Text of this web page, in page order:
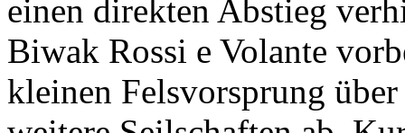
einen direkten Abstieg
Biwak Rossi e Volante
kleinen Felsvorsprung